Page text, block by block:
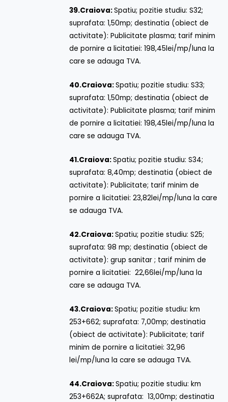
39.Craiova:Spatiu; pozitie studiu: S32;
suprafata: 1,50mp; destinatia (obiect de
activitate): Publicitate plasma; tarif minim
de pornire a licitatiei: 198,45lei/mp/luna la
care se adauga TVA.
40.Craiova:Spatiu; pozitie studiu: S33;
suprafata: 1,50mp; destinatia (obiect de
activitate): Publicitate plasma; tarif minim
de pornire a licitatiei: 198,45lei/mp/luna la
care se adauga TVA.
41.Craiova:Spatiu; pozitie studiu: S34;
suprafata: 8,40mp; destinatia (obiect de
activitate): Publicitate; tarif minim de
pornire a licitatiei: 23,82lei/mp/luna la care
se adauga TVA.
42.Craiova:Spatiu; pozitie studiu: S25;
suprafata: 98 mp; destinatia (obiect de
activitate): grup sanitar ; tarif minim de
pornire a licitatiei: 22,66lei/mp/luna la
care se adauga TVA.
43.Craiova:Spatiu; pozitie studiu: km
253+662; suprafata: 7,00mp; destinatia
(obiect de activitate): Publicitate; tarif
minim de pornire a licitatiei: 32,96
lei/mp/luna la care se adauga TVA.
44.Craiova:Spatiu; pozitie studiu: km
253+662A; suprafata: 13,00mp; destinatia